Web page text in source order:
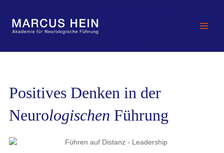
springen
Positives Denken in der
Neurologischen Führung